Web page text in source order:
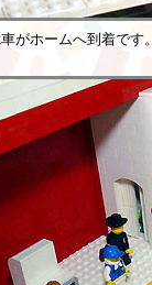
がホームへ到着です